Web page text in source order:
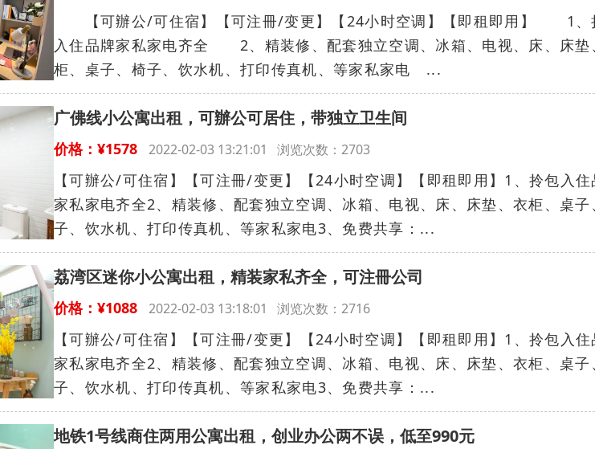
【可辦公/可住宿】【可注冊/变更】【24小时空调】【即租即用】 1、
入住品牌家私家电齐全 2、精装修、配套独立空调、冰箱、电视、床、床垫
柜、桌子、椅子、饮水机、打印传真机、等家私家电 ...
广佛线小公寓出租，可辦公可居住，带独立卫生间
价格：¥1578 2022-02-03 13:21:01 浏览次数：2703
【可辦公/可住宿】【可注冊/变更】【24小时空调】【即租即用】1、拎包入
家私家电齐全2、精装修、配套独立空调、冰箱、电视、床、床垫、衣柜、桌子
子、饮水机、打印传真机、等家私家电3、免费共享：...
荔湾区迷你小公寓出租，精装家私齐全，可注冊公司
价格：¥1088 2022-02-03 13:18:01 浏览次数：2716
【可辦公/可住宿】【可注冊/变更】【24小时空调】【即租即用】1、拎包入
家私家电齐全2、精装修、配套独立空调、冰箱、电视、床、床垫、衣柜、桌子
子、饮水机、打印传真机、等家私家电3、免费共享：...
地铁1号线商住两用公寓出租，创业办公两不误，低至990元